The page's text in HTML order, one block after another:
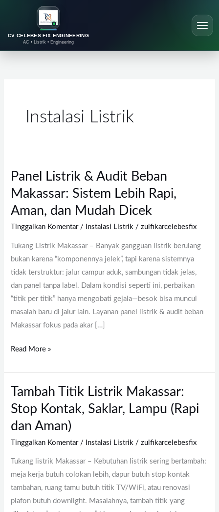
CV CELEBES FIX ENGINEERING
AC • Listrik • Engineering
konten
Instalasi Listrik
Panel Listrik & Audit Beban
Makassar: Sistem Lebih Rapi,
Aman, dan Mudah Dicek
Tinggalkan Komentar / Instalasi Listrik /zulfikarcelebesfix
Tukang Listrik Makassar – Banyak gangguan listrik berulang
bukan karena “komponennya jelek”, tapi karena sistemnya
tidak terstruktur: jalur campur aduk, sambungan tidak jelas,
dan panel tanpa label. Dalam kondisi seperti ini, perbaikan
“titik per titik” hanya mengobati gejala—besok bisa muncul
masalah baru di jalur lain. Layanan panel listrik & audit beban
Makassar fokus pada akar […]
Panel
Listrik
Audit
Beban
Read More »
Tambah Titik Listrik Makassar:
Stop Kontak, Saklar, Lampu (Rapi
dan Aman)
Tinggalkan Komentar / Instalasi Listrik /zulfikarcelebesfix
Tukang listrik Makassar – Kebutuhan listrik sering bertambah:
meja kerja butuh colokan lebih, dapur butuh stop kontak
tambahan, ruang tamu butuh titik TV/WiFi, atau renovasi
plafon butuh downlight. Masalahnya, tambah titik yang
Tambah
Titik
Makassar:
Stop